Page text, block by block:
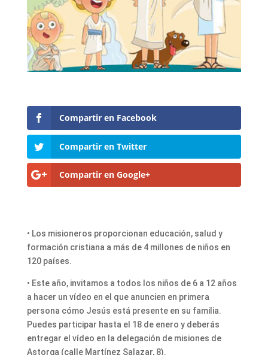
Compartir en Facebook
Compartir en Twitter
Compartir en Google+
• Los misioneros proporcionan educación, salud y
formación cristiana a más de 4 millones de niños en
120 países.
• Este año, invitamos a todos los niños de 6 a 12 años
a hacer un vídeo en el que anuncien en primera
persona cómo Jesús está presente en su familia.
Puedes participar hasta el 18 de enero y deberás
entregar el vídeo en la delegación de misiones de
Astorga (calle Martínez Salazar, 8).